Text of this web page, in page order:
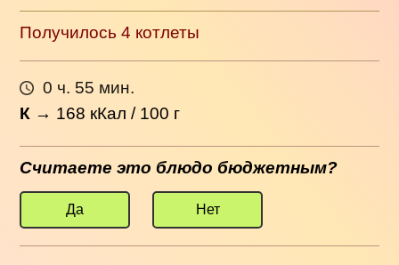
Получилось 4 котлеты
0 ч. 55 мин.
К → 168 кКал / 100 г
Считаете это блюдо бюджетным?
Да Нет